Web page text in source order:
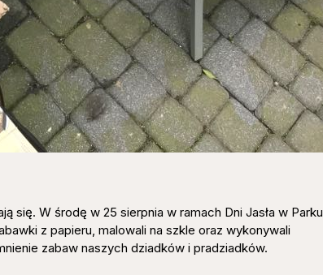
się. W środę w 25 sierpnia w ramach Dni Jasła w Parku
z papieru, malowali na szkle oraz wykonywali
zabaw naszych dziadków i pradziadków.